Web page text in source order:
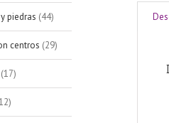
piedras (44)
centros (29)
(17)